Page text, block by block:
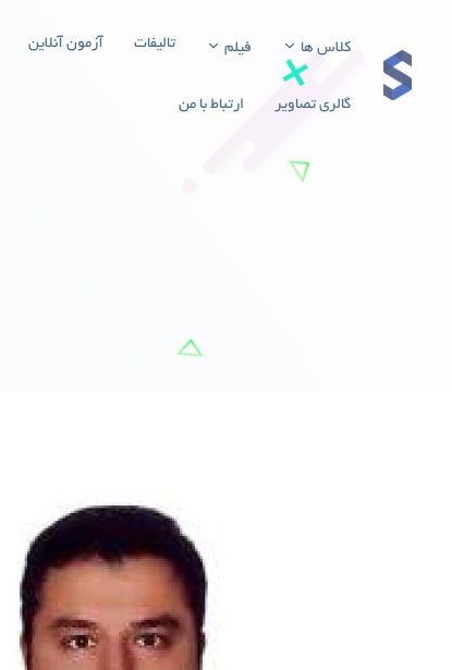
کلاس ها فیلم تالیفات آزمون آنلاین
گالری تصاویر ارتباط با من